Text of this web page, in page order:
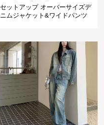
セットアップ オーバーサイズデ
ニムジャケット&ワイドパンツ